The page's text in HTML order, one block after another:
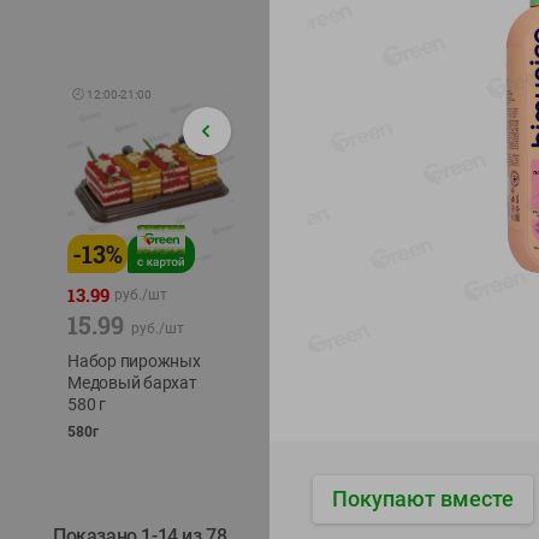
🕘 12:00-21:00
-13%
13.99 руб./шт
15.99 руб./шт
Набор пирожных
Медовый бархат
580 г
580г
22 %
Покупают вместе